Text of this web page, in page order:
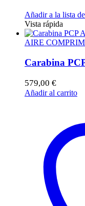
Añadir a la lista
Vista rápida
AIRE
Carabina
579,00 €
Añadir al carrito